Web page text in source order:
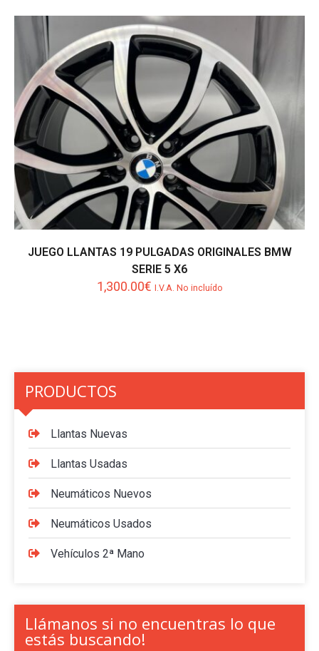
JUEGO LLANTAS 19 PULGADAS ORIGINALES BMW
SERIE 5 X6
1,300.00€ I.V.A. No incluído
PRODUCTOS
Llantas Nuevas
Llantas Usadas
Neumáticos Nuevos
Neumáticos Usados
Vehículos 2ª Mano
Llámanos si no encuentras lo que
estás buscando!